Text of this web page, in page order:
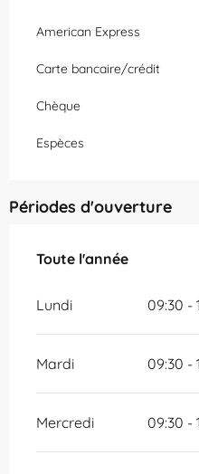
American Express
Carte bancaire/crédit
Chèque
Espèces
Périodes d'ouverture
Toute l'année
Toute l'année
Lundi 09:30 -
Mardi 09:30 -
Mercredi 09:30 -